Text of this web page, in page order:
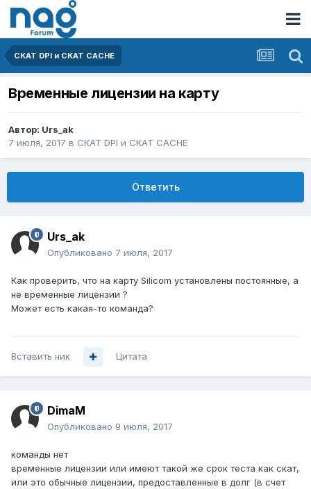
СКАТ DPI и СКАТ CACHE
Временные лицензии на карту
Автор: Urs_ak
7 июля, 2017 в СКАТ DPI и СКАТ CACHE
Ответить
Urs_ak
Опубликовано 7 июля, 2017
Как проверить, что на карту Silicom установлены постоянные, а
не временные лицензии ?
Может есть какая-то команда?
Вставить ник Цитата
DimaM
Опубликовано 9 июля, 2017
команды нет
временные лицензии или имеют такой же срок теста как скат,
или это обычные лицензии, предоставленные в долг (в счет